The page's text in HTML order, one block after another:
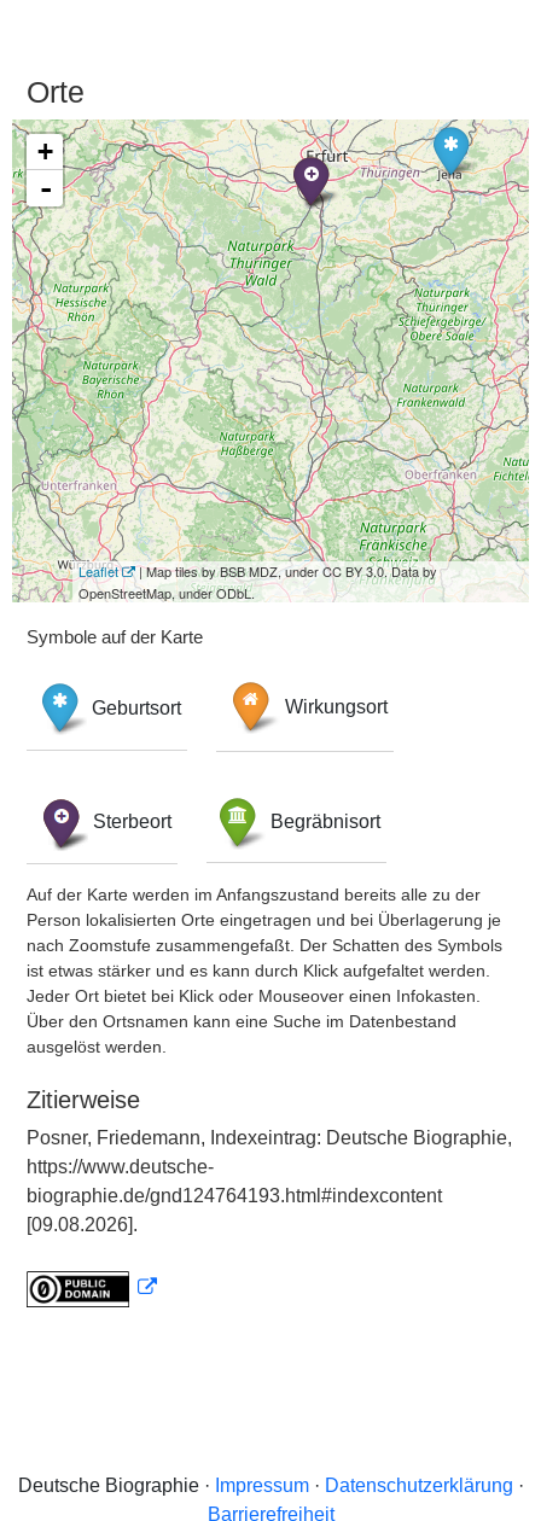
Orte
+
-
Leaflet
| Map tiles by BSB MDZ, under CC BY 3.0. Data by
OpenStreetMap, under ODbL.
Symbole auf der Karte
Geburtsort Wirkungsort
Sterbeort Begräbnisort
Auf der Karte werden im Anfangszustand bereits alle zu der
Person lokalisierten Orte eingetragen und bei Überlagerung je
nach Zoomstufe zusammengefaßt. Der Schatten des Symbols
ist etwas stärker und es kann durch Klick aufgefaltet werden.
Jeder Ort bietet bei Klick oder Mouseover einen Infokasten.
Über den Ortsnamen kann eine Suche im Datenbestand
ausgelöst werden.
Zitierweise
Posner, Friedemann, Indexeintrag: Deutsche Biographie,
https://www.deutsche-
biographie.de/gnd124764193.html#indexcontent
[09.08.2026].
Deutsche Biographie · Impressum· Datenschutzerklärung ·
Barrierefreiheit